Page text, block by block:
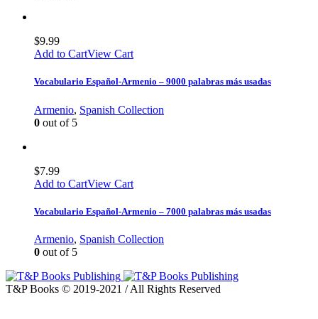
$9.99
Add to CartView Cart
Vocabulario Español-Armenio – 9000 palabras más usadas
Armenio, Spanish Collection
0 out of 5
$7.99
Add to CartView Cart
Vocabulario Español-Armenio – 7000 palabras más usadas
Armenio, Spanish Collection
0 out of 5
T&P Books © 2019-2021 / All Rights Reserved